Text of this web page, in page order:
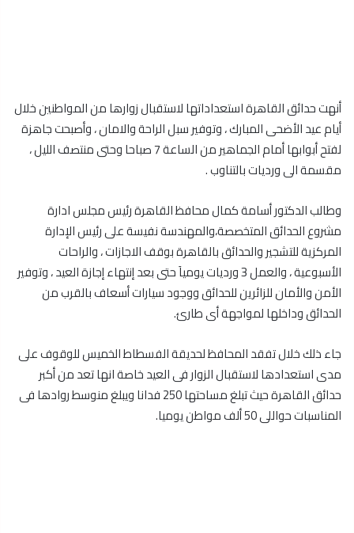
أنهت حدائق القاهرة استعداداتها لاستقبال زوارها من المواطنين خلال
أيام عيد الأضحى المبارك ، وتوفير سبل الراحة والامان ، وأصبحت جاهزة
لفتح أبوابها أمام الجماهير من الساعة 7 صباحا وحتى منتصف الليل ،
مقسمة الى ورديات بالتناوب .
وطالب الدكتور أسامة كمال محافظ القاهرة رئيس مجلس ادارة
مشروع الحدائق المتخصصة،والمهندسة نفيسة على رئيس الإدارة
المركزية للتشجير والحدائق بالقاهرة بوقف الاجازات ، والراحات
الأسبوعية ، والعمل 3 ورديات يومياَ حتى بعد إنتهاء إجازة العيد ، وتوفير
الأمن والأمان للزائرين للحدائق ووجود سيارات أسعاف بالقرب من
الحدائق وداخلها لمواجهة أى طارئ.
جاء ذلك خلال تفقد المحافظ لحديقة الفسطاط الخميس للوقوف على
مدى استعدادها لاستقبال الزوار فى العيد خاصة انها تعد من أكبر
حدائق القاهرة حيث تبلغ مساحتها 250 فدانا ويبلغ منوسط روادها فى
المناسبات حواللى 50 ألف مواطن يوميا.